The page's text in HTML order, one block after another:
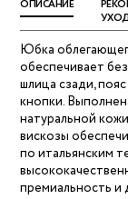
ОПИСАНИЕ
Юбка
обеспечивает
шлица сзади,
кнопки.
натуральной
вискозы
по итальянским
премиальность и